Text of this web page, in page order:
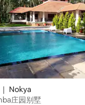
Nokya
庄园别墅